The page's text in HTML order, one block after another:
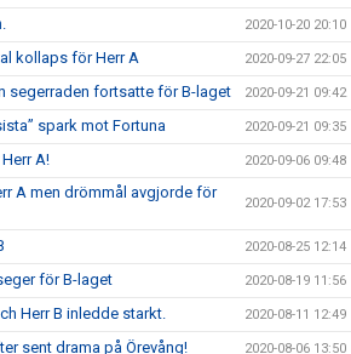
2020-10-20 20:10
kollaps för Herr A 2020-09-27 22:05
segerraden fortsatte för B-laget 2020-09-21 09:42
spark mot Fortuna 2020-09-21 09:35
A! 2020-09-06 09:48
A men drömmål avgjorde för
2020-09-02 17:53
2020-08-25 12:14
för B-laget 2020-08-19 11:56
Herr B inledde starkt. 2020-08-11 12:49
sent drama på Örevång! 2020-08-06 13:50